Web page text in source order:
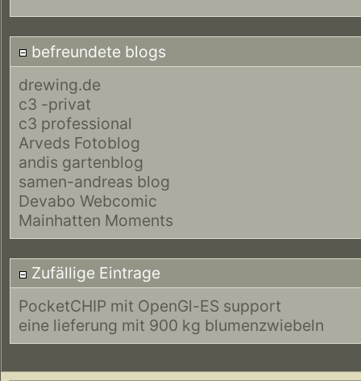
befreundete blogs
drewing.de
c3 -privat
c3 professional
Arveds Fotoblog
andis gartenblog
samen-andreas blog
Devabo Webcomic
Mainhatten Moments
Zufällige Eintrage
PocketCHIP mit OpenGl-ES support
eine lieferung mit 900 kg blumenzwiebeln